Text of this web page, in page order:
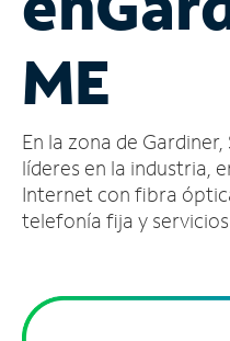
cuenta
Encuentra
tienda
ME
En la zona de
líderes en la industria,
Internet con fibra
telefonía fija y